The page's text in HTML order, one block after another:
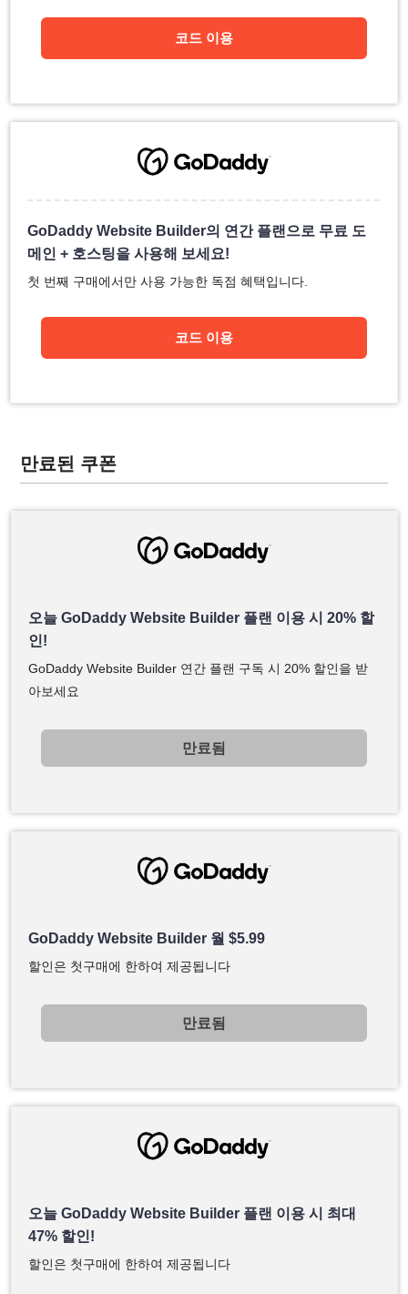
코드 이용
GoDaddy Website Builder의 연간 플랜으로 무료 도
메인 + 호스팅을 사용해 보세요!
첫 번째 구매에서만 사용 가능한 독점 혜택입니다.
코드 이용
만료된 쿠폰
오늘 GoDaddy Website Builder 플랜 이용 시 20% 할
인!
GoDaddy Website Builder 연간 플랜 구독 시 20% 할인을 받
아보세요
만료됨
GoDaddy Website Builder 월 $5.99
할인은 첫구매에 한하여 제공됩니다
만료됨
오늘 GoDaddy Website Builder 플랜 이용 시 최대
47% 할인!
할인은 첫구매에 한하여 제공됩니다